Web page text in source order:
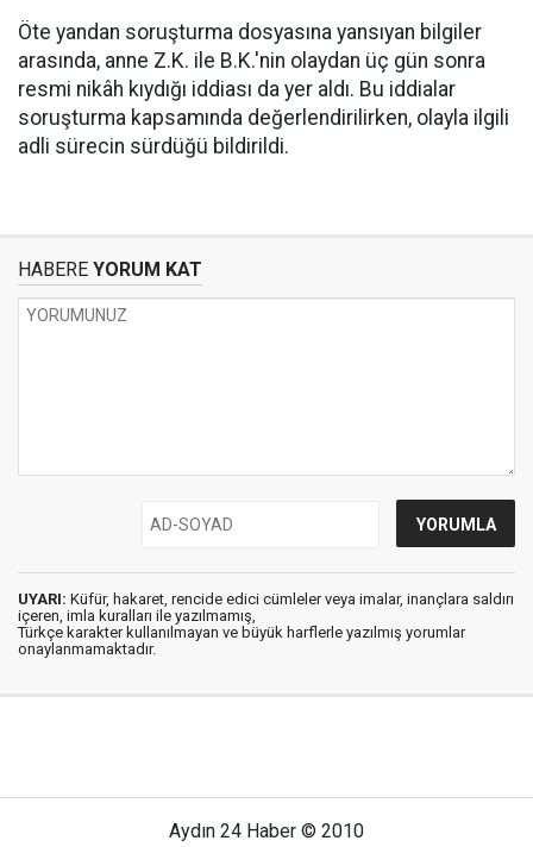
Öte yandan soruşturma dosyasına yansıyan bilgiler
arasında, anne Z.K. ile B.K.'nin olaydan üç gün sonra
resmi nikâh kıydığı iddiası da yer aldı. Bu iddialar
soruşturma kapsamında değerlendirilirken, olayla ilgili
adli sürecin sürdüğü bildirildi.
HABERE YORUM KAT
UYARI: Küfür, hakaret, rencide edici cümleler veya imalar, inançlara saldırı
içeren, imla kuralları ile yazılmamış,
Türkçe karakter kullanılmayan ve büyük harflerle yazılmış yorumlar
onaylanmamaktadır.
Aydın 24 Haber © 2010